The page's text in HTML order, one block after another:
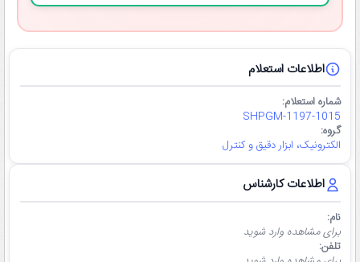
اطلاعات استعلام
شماره استعلام:
SHPGM-1197-1015
گروه:
الکترونیک، ابزار دقیق و کنترل
اطلاعات کارشناس
نام:
برای مشاهده وارد شوید
تلفن: